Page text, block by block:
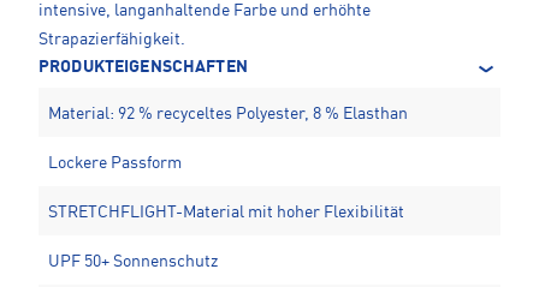
intensive, langanhaltende Farbe und erhöhte
Strapazierfähigkeit.
PRODUKTEIGENSCHAFTEN
Material: 92 % recyceltes Polyester, 8 % Elasthan
Lockere Passform
STRETCHFLIGHT-Material mit hoher Flexibilität
UPF 50+ Sonnenschutz